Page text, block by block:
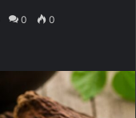
0 0